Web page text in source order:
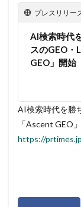
プレスリリー
AI検索時代
スのGEO
GEO」開始
AI検索時代を勝
「Ascent GEO
https://